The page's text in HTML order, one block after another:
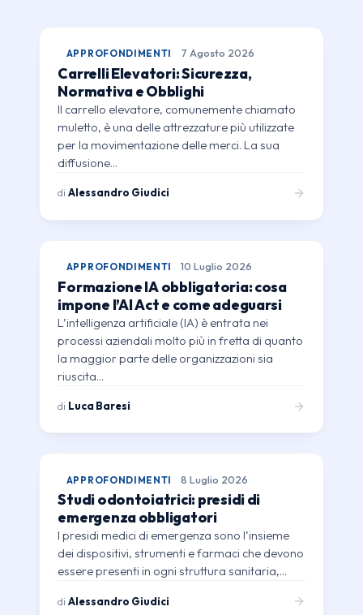
APPROFONDIMENTI 7 Agosto 2026
Carrelli Elevatori: Sicurezza,
Normativa e Obblighi
Il carrello elevatore, comunemente chiamato
muletto, è una delle attrezzature più utilizzate
per la movimentazione delle merci. La sua
diffusione…
diAlessandro Giudici
APPROFONDIMENTI 10 Luglio 2026
Formazione IA obbligatoria: cosa
impone l’AI Act e come adeguarsi
L’intelligenza artificiale (IA) è entrata nei
processi aziendali molto più in fretta di quanto
la maggior parte delle organizzazioni sia
riuscita…
di Luca Baresi
APPROFONDIMENTI 8 Luglio 2026
Studi odontoiatrici: presidi di
emergenza obbligatori
I presidi medici di emergenza sono l’insieme
dei dispositivi, strumenti e farmaci che devono
essere presenti in ogni struttura sanitaria,…
diAlessandro Giudici